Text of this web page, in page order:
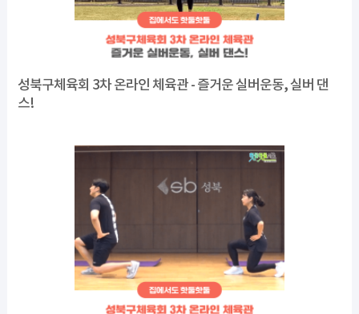
성북구체육회 3차 온라인 체육관 - 즐거운 실버운동, 실버 댄
스!